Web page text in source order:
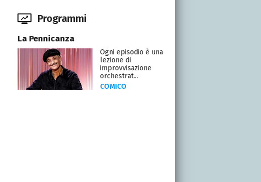
Programmi
La Pennicanza
Ogni episodio è una
lezione di
improvvisazione
orchestrat...
COMICO